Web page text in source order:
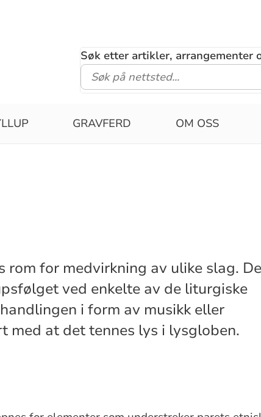
Søk etter artikler, arrangementer
GRAVFERD OM OSS
rom for medvirkning av ulike slag.
ved enkelte av de liturgiske
i form av musikk eller
med at det tennes lys i lysgloben.